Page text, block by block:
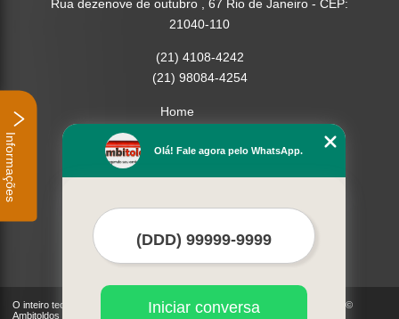
Rua dezenove de outubro , 67 Rio de Janeiro - CEP:
21040-110
(21) 4108-4242
(21) 98084-4254
Home
Missão
Mapa do site
Mais Serviços
O inteiro teor deste site está sujeito à proteção de direitos autorais. Copyright©
Ambitoldos (Lei 9610 de 19/02/1998)
Olá! Fale agora pelo WhatsApp.
Iniciar conversa
Informações